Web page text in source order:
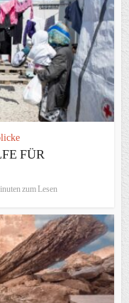
FÜR
zum Lesen